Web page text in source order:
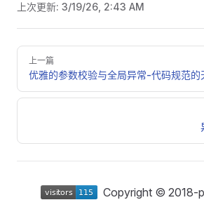
上次更新: 3/19/26, 2:43 AM
Pager
上一篇
优雅的参数校验与全局异常-代码规范的
Copyright © 2018-